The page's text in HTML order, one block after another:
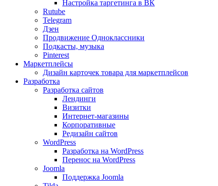
Настройка таргетинга в ВК
Rutube
Telegram
Дзен
Продвижение Одноклассники
Подкасты, музыка
Pinterest
Маркетплейсы
Дизайн карточек товара для маркетплейсов
Разработка
Разработка сайтов
Лендинги
Визитки
Интернет-магазины
Корпоративные
Редизайн сайтов
WordPress
Разработка на WordPress
Перенос на WordPress
Joomla
Поддержка Joomla